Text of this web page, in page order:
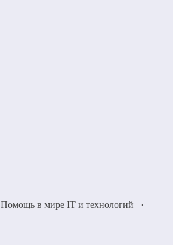
Помощь в мире IT и технологий ·